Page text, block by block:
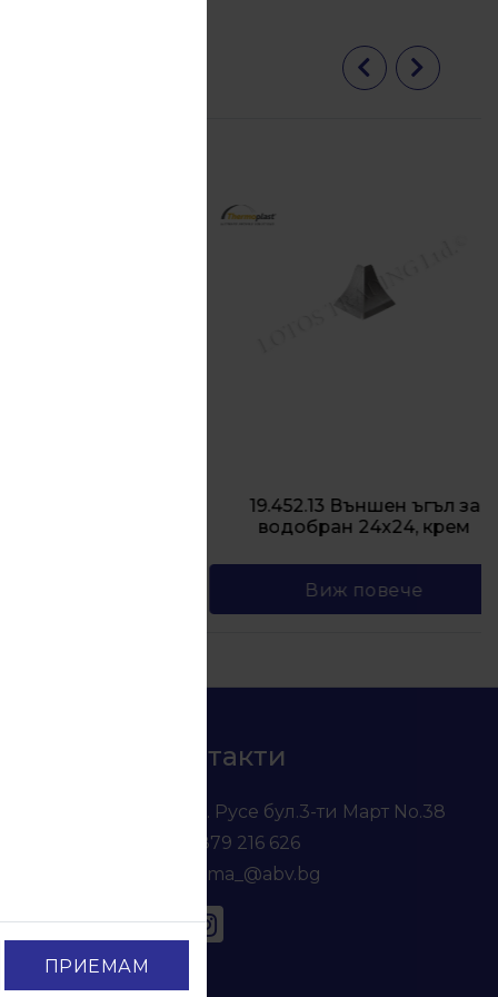
ПРИЕМАМ
19.452.13 Външен ъгъл за
водобран 24х24, крем
Виж повече
Контакти
гр. Русе бул.3-ти Март No.38
0879 216 626
voma_@abv.bg